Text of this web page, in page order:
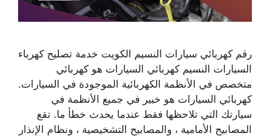
رقم كهربائي سيارات النسيم الكويت خدمة تصليح كهرباء
السيارات النسيم كهربائي السيارات هو كهربائي
متخصص في الأنظمة الكهربائية الموجودة في السيارات.
كهربائي السيارات هو خبير في جميع الأنظمة في
سيارتك التي تلاحظها فقط عندما يحدث خطأ ما. تقع
المصابيح الأمامية ، والمصابيح التشخيصية ، ونظام الإنذار